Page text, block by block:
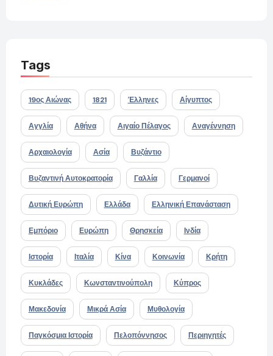
Tags
19ος Αιώνας 1821 Έλληνες Αίγυπτος
Αγγλία Αθήνα Αιγαίο Πέλαγος Αναγέννηση
Αρχαιολογία Ασία Βυζάντιο
Βυζαντινή Αυτοκρατορία Γαλλία Γερμανοί
Δυτική Ευρώπη Ελλάδα Ελληνική Επανάσταση
Εμπόριο Ευρώπη Θρησκεία Ινδία
Ιστορία Ιταλία Κίνα Κοινωνία Κρήτη
Κυκλάδες Κωνσταντινούπολη Κύπρος
Μακεδονία Μικρά Ασία Μυθολογία
Παγκόσμια Ιστορία Πελοπόννησος Περιηγητές